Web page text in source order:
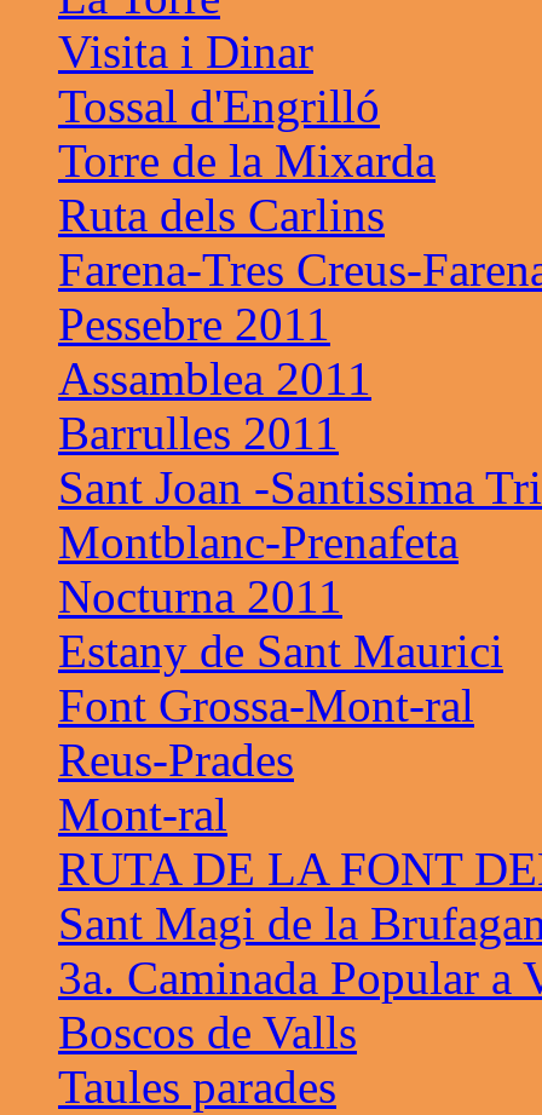
Visita i Dinar
Tossal d'Engrilló
Torre de la Mixarda
Ruta dels Carlins
Farena-Tres Creus-
Pessebre 2011
Assamblea 2011
Barrulles 2011
Sant Joan -Santissima
Montblanc-Prenafeta
Nocturna 2011
Estany de Sant Maurici
Font Grossa-Mont-ral
Reus-Prades
Mont-ral
RUTA DE LA FONT
Sant Magi de la
3a. Caminada Popular a
Boscos de Valls
Taules parades